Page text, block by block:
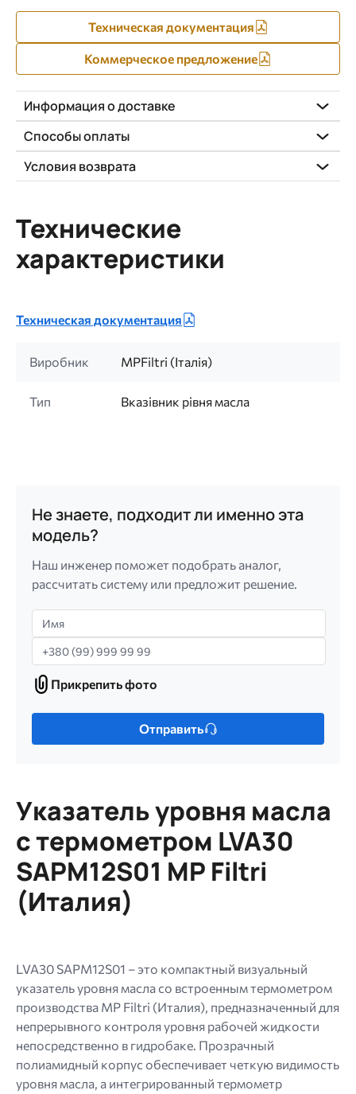
Техническая документация
Коммерческое предложение
Информация о доставке
Способы оплаты
Условия возврата
Технические
характеристики
Техническая документация
Виробник MPFiltri (Італія)
Тип Вказівник рівня масла
Не знаете, подходит ли именно эта
модель?
Наш инженер поможет подобрать аналог,
рассчитать систему или предложит решение.
Имя
Телефон
Прикрепить
фото
Прикрепить фото
Только
МБ.
типы:
gif
jpg
jpeg
Отправить
Указатель уровня масла
с термометром LVA30
SAPM12S01 MP Filtri
(Италия)
LVA30 SAPM12S01 – это компактный визуальный
указатель уровня масла со встроенным термометром
производства MP Filtri (Италия), предназначенный для
непрерывного контроля уровня рабочей жидкости
непосредственно в гидробаке. Прозрачный
полиамидный корпус обеспечивает четкую видимость
уровня масла, а интегрированный термометр